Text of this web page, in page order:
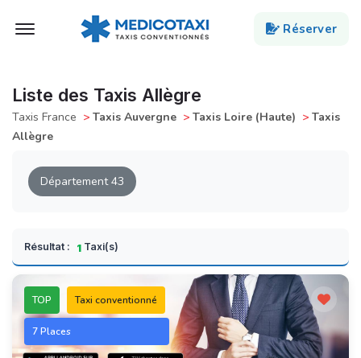
Ouvert Menu
Réserver
Liste des Taxis Allègre
Taxis France > Taxis Auvergne > Taxis Loire (Haute) > Taxis
Allègre
Département 43
Résultat : 1 Taxi(s)
TOP Taxi conventionné
7 Places